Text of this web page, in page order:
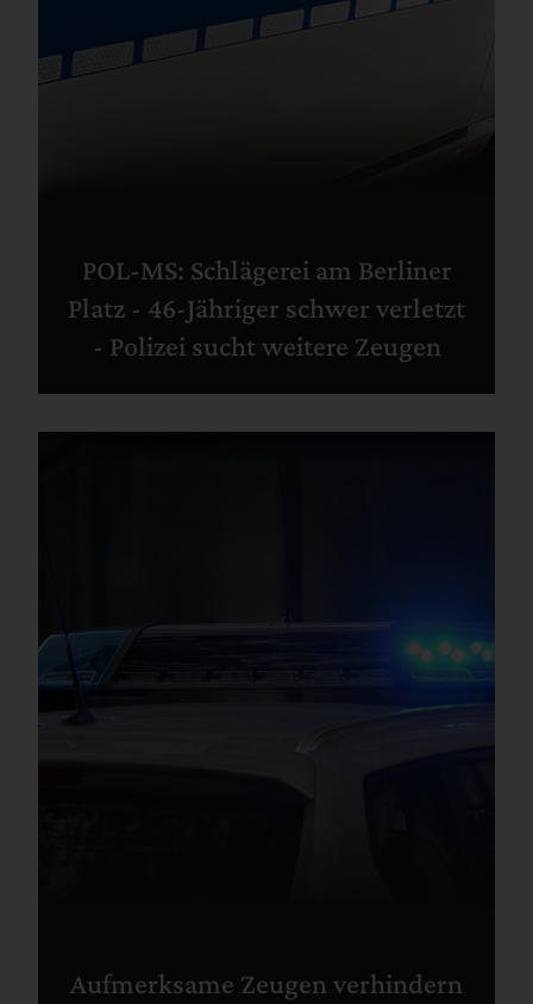
POL-MS: Schlägerei am Berliner
Platz - 46-Jähriger schwer verletzt
- Polizei sucht weitere Zeugen
Aufmerksame Zeugen verhindern